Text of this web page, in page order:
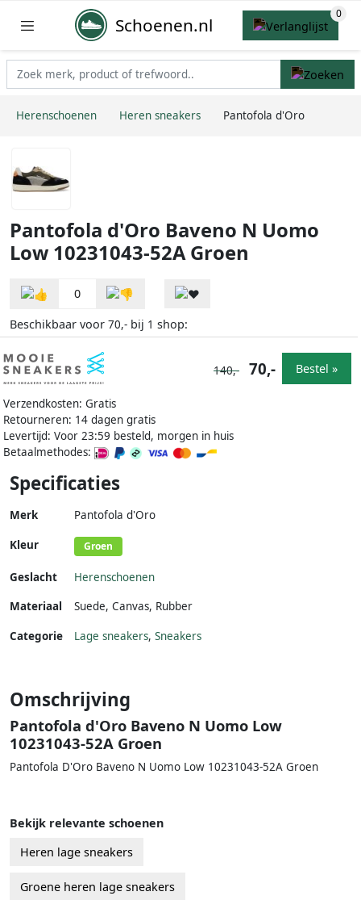
Schoenen.nl
Herenschoenen Heren sneakers Pantofola d'Oro
Pantofola d'Oro Baveno N Uomo
Low 10231043-52A Groen
0
Beschikbaar voor 70,- bij 1 shop:
Verzendkosten: Gratis
Retourneren: 14 dagen gratis
Levertijd: Voor 23:59 besteld, morgen in huis
Betaalmethodes:
140,- 70,- Bestel »
Specificaties
Merk Pantofola d'Oro
Kleur Groen
Geslacht
Herenschoenen
Materiaal
Suede, Canvas, Rubber
Categorie Lage sneakers, Sneakers
Omschrijving
Pantofola d'Oro Baveno N Uomo Low
10231043-52A Groen
Pantofola D'Oro Baveno N Uomo Low 10231043-52A Groen
Bekijk relevante schoenen
Heren lage sneakers
Groene heren lage sneakers